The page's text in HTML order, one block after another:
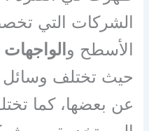
الشركات التي
الأسطح و
حيث تختلف
عن بعضها، كما